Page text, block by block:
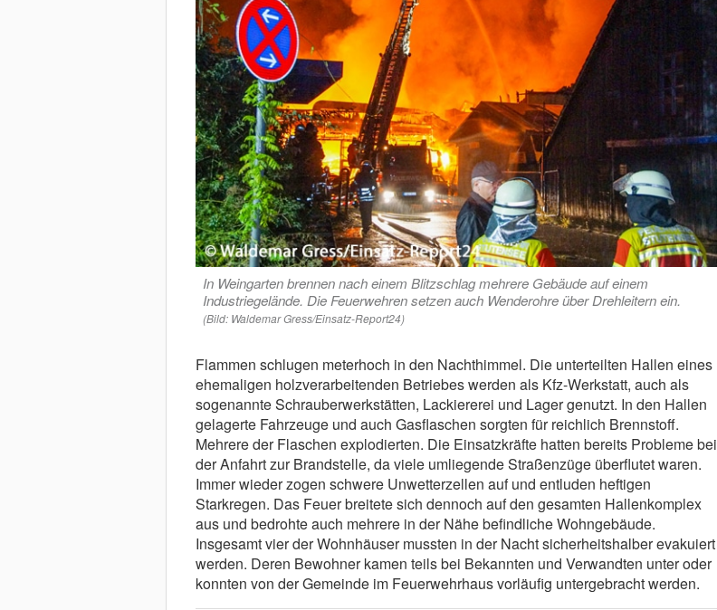
In Weingarten brennen nach einem Blitzschlag mehrere Gebäude auf einem
Industriegelände. Die Feuerwehren setzen auch Wenderohre über Drehleitern ein.
(Bild: Waldemar Gress/Einsatz-Report24)
Flammen schlugen meterhoch in den Nachthimmel. Die unterteilten Hallen eines
ehemaligen holzverarbeitenden Betriebes werden als Kfz-Werkstatt, auch als
sogenannte Schrauberwerkstätten, Lackiererei und Lager genutzt. In den Hallen
gelagerte Fahrzeuge und auch Gasflaschen sorgten für reichlich Brennstoff.
Mehrere der Flaschen explodierten. Die Einsatzkräfte hatten bereits Probleme bei
der Anfahrt zur Brandstelle, da viele umliegende Straßenzüge überflutet waren.
Immer wieder zogen schwere Unwetterzellen auf und entluden heftigen
Starkregen. Das Feuer breitete sich dennoch auf den gesamten Hallenkomplex
aus und bedrohte auch mehrere in der Nähe befindliche Wohngebäude.
Insgesamt vier der Wohnhäuser mussten in der Nacht sicherheitshalber evakuiert
werden. Deren Bewohner kamen teils bei Bekannten und Verwandten unter oder
konnten von der Gemeinde im Feuerwehrhaus vorläufig untergebracht werden.